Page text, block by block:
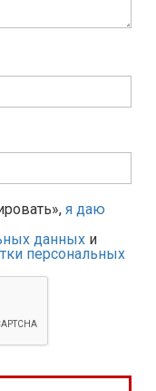
я даю
данных и
персональных